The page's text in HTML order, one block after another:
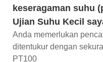
keseragaman suhu
Ujian Suhu Kecil
Anda memerlukan
ditentukur dengan
PT100